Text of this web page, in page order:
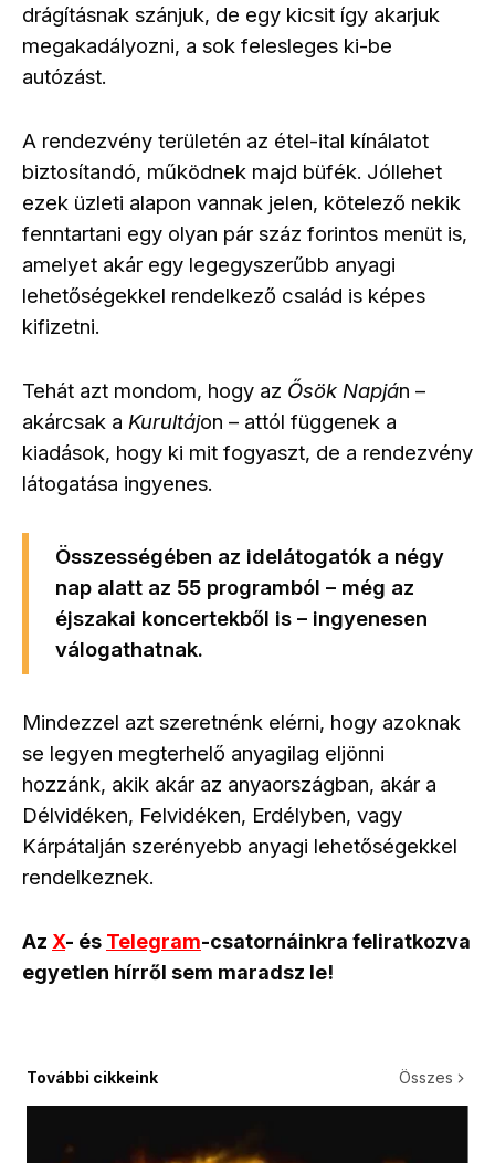
drágításnak szánjuk, de egy kicsit így akarjuk
megakadályozni, a sok felesleges ki-be
autózást.
A rendezvény területén az étel-ital kínálatot
biztosítandó, működnek majd büfék. Jóllehet
ezek üzleti alapon vannak jelen, kötelező nekik
fenntartani egy olyan pár száz forintos menüt is,
amelyet akár egy legegyszerűbb anyagi
lehetőségekkel rendelkező család is képes
kifizetni.
Tehát azt mondom, hogy az Ősök Napján –
akárcsak a Kurultájon – attól függenek a
kiadások, hogy ki mit fogyaszt, de a rendezvény
látogatása ingyenes.
Összességében az idelátogatók a négy
nap alatt az 55 programból – még az
éjszakai koncertekből is – ingyenesen
válogathatnak.
Mindezzel azt szeretnénk elérni, hogy azoknak
se legyen megterhelő anyagilag eljönni
hozzánk, akik akár az anyaországban, akár a
Délvidéken, Felvidéken, Erdélyben, vagy
Kárpátalján szerényebb anyagi lehetőségekkel
rendelkeznek.
Az X- és Telegram-csatornáinkra feliratkozva
egyetlen hírről sem maradsz le!
További cikkeink Összes